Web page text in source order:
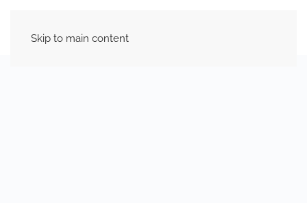
Skip to main content